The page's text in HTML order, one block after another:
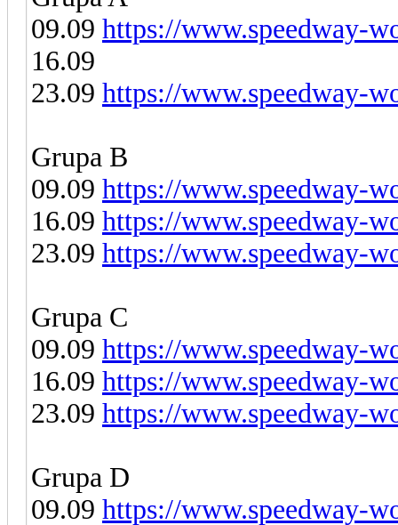
09.09 https://www.speedway-
16.09
23.09 https://www.speedway-
Grupa B
09.09 https://www.speedway-
16.09 https://www.speedway-
23.09 https://www.speedway-
Grupa C
09.09 https://www.speedway-
16.09 https://www.speedway-
23.09 https://www.speedway-
Grupa D
09.09 https://www.speedway-